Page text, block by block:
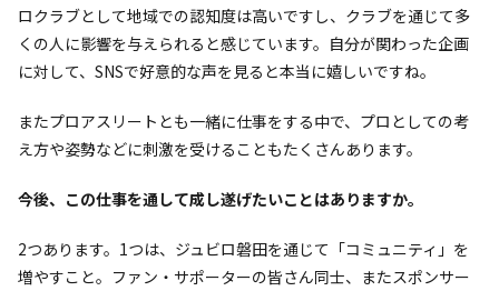
ロクラブとして地域での認知度は高いですし、クラブを通じて多
くの人に影響を与えられると感じています。自分が関わった企画
に対して、SNSで好意的な声を見ると本当に嬉しいですね。
またプロアスリートとも一緒に仕事をする中で、プロとしての考
え方や姿勢などに刺激を受けることもたくさんあります。
――今後、この仕事を通して成し遂げたいことはありますか。
2つあります。1つは、ジュビロ磐田を通じて「コミュニティ」を
増やすこと。ファン・サポーターの皆さん同士、またスポンサー